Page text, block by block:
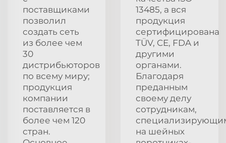
поставщиками
позволил
создать сеть
из более чем
30
дистрибьюторов
по всему миру;
продукция
компании
поставляется в
более чем 120
стран.
13485, а вся
продукция
сертифицирована
TÜV, CE, FDA и
другими
органами.
Благодаря
преданным
своему делу
сотрудникам,
на шейных